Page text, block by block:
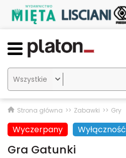

Strona główna Zabawki Gry
Wyczerpany Wyłączność
Gra Gatunki